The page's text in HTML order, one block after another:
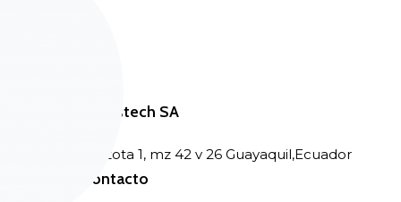
Horustech SA
Garzota 1, mz 42 v 26 Guayaquil,Ecuador
Contacto